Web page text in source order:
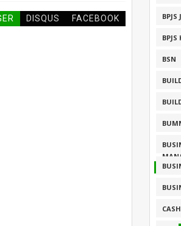
DISQUS FACEBOOK BPJS
BPJS
BSN
(1)